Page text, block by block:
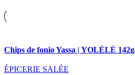
Aperçu rapide
Chips de fonio Yassa | YOLÉLÉ 142g
ÉPICERIE SALÉE